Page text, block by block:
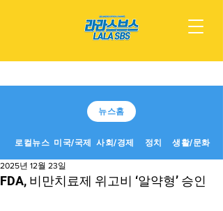
뉴스홈
로컬뉴스 미국/국제 사회/경제 정치 생활/문화
FDA, 비만치료제 위고비 ‘알약형’ 승인
2025년 12월 23일